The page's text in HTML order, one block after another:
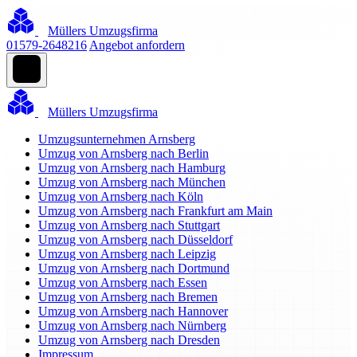
Müllers Umzugsfirma
01579-2648216 Angebot anfordern
Müllers Umzugsfirma
Umzugsunternehmen Arnsberg
Umzug von Arnsberg nach Berlin
Umzug von Arnsberg nach Hamburg
Umzug von Arnsberg nach München
Umzug von Arnsberg nach Köln
Umzug von Arnsberg nach Frankfurt am Main
Umzug von Arnsberg nach Stuttgart
Umzug von Arnsberg nach Düsseldorf
Umzug von Arnsberg nach Leipzig
Umzug von Arnsberg nach Dortmund
Umzug von Arnsberg nach Essen
Umzug von Arnsberg nach Bremen
Umzug von Arnsberg nach Hannover
Umzug von Arnsberg nach Nürnberg
Umzug von Arnsberg nach Dresden
Impressum